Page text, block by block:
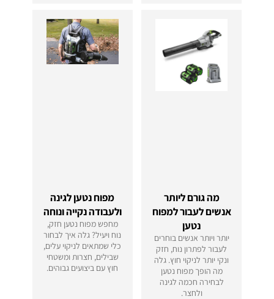
מה גורם ליותר
אנשים לעבור למפוח
נטען
יותר ויותר אנשים בוחרים
לעבור לפתרון נוח, חזק
ונקי יותר לניקוי חוץ. גלה
מה הופך מפוח נטען
לבחירה חכמה לגינה
ולחצר.
מפוח נטען לגינה
ולעבודה נקייה ונוחה
מחפש מפוח נטען חזק,
נוח ויעיל? גלה איך לבחור
כלי שמתאים לניקוי עלים,
שבילים, חצרות ומשטחי
חוץ עם ביצועים גבוהים.